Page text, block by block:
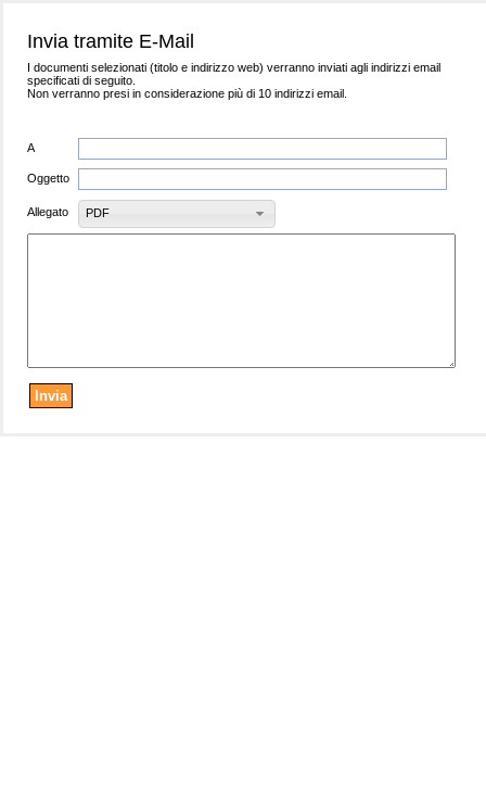
Invia tramite E-Mail
I documenti selezionati (titolo e indirizzo web) verranno inviati agli indirizzi email
specificati di seguito.
Non verranno presi in considerazione più di 10 indirizzi email.
A
Oggetto
Allegato PDF